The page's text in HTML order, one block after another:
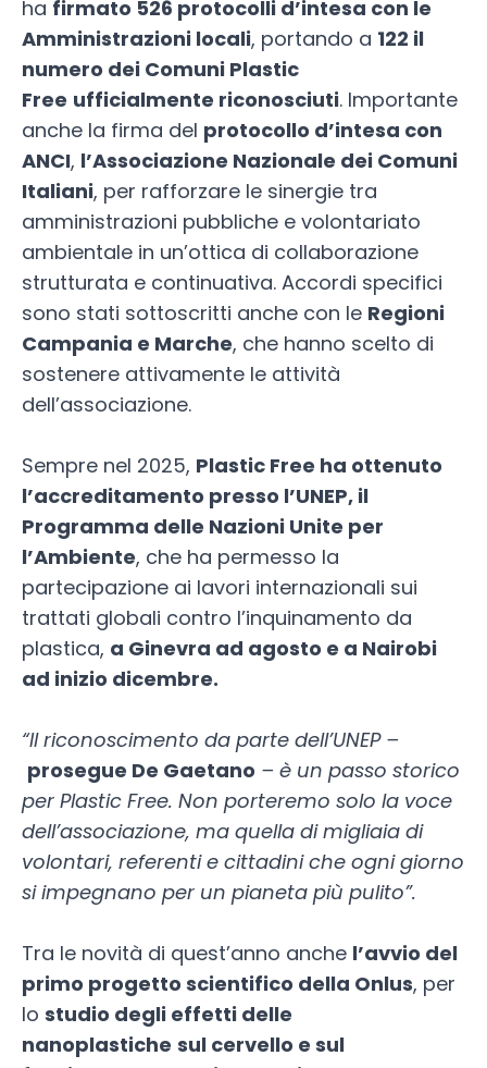
ha firmato 526 protocolli d’intesa con le
Amministrazioni locali, portando a 122 il
numero dei Comuni Plastic
Free ufficialmente riconosciuti. Importante
anche la firma del protocollo d’intesa con
ANCI, l’Associazione Nazionale dei Comuni
Italiani, per rafforzare le sinergie tra
amministrazioni pubbliche e volontariato
ambientale in un’ottica di collaborazione
strutturata e continuativa. Accordi specifici
sono stati sottoscritti anche con le Regioni
Campania e Marche, che hanno scelto di
sostenere attivamente le attività
dell’associazione.
Sempre nel 2025, Plastic Free ha ottenuto
l’accreditamento presso l’UNEP, il
Programma delle Nazioni Unite per
l’Ambiente, che ha permesso la
partecipazione ai lavori internazionali sui
trattati globali contro l’inquinamento da
plastica, a Ginevra ad agosto e a Nairobi
ad inizio dicembre.
“Il riconoscimento da parte dell’UNEP –
prosegue De Gaetano – è un passo storico
per Plastic Free. Non porteremo solo la voce
dell’associazione, ma quella di migliaia di
volontari, referenti e cittadini che ogni giorno
si impegnano per un pianeta più pulito”.
Tra le novità di quest’anno anche l’avvio del
primo progetto scientifico della Onlus, per
lo studio degli effetti delle
nanoplastiche sul cervello e sul